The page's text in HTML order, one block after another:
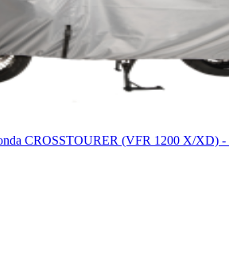
CROSSTOURER (VFR 1200 X/XD) -